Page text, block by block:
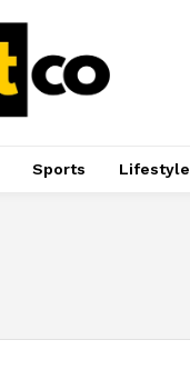
Sports Lifestyle